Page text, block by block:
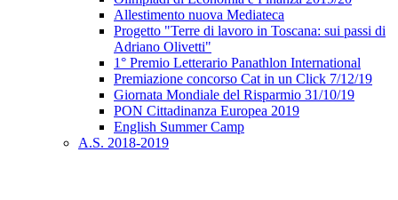
Allestimento nuova Mediateca
Progetto "Terre di lavoro in Toscana: sui passi di
Adriano Olivetti"
1° Premio Letterario Panathlon International
Premiazione concorso Cat in un Click 7/12/19
Giornata Mondiale del Risparmio 31/10/19
PON Cittadinanza Europea 2019
English Summer Camp
A.S. 2018-2019